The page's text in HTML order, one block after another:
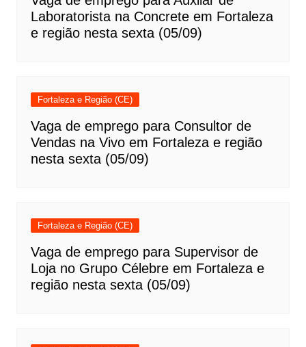
Laboratorista na Concrete em Fortaleza
e região nesta sexta (05/09)
Fortaleza e Região (CE)
Vaga de emprego para Consultor de
Vendas na Vivo em Fortaleza e região
nesta sexta (05/09)
Fortaleza e Região (CE)
Vaga de emprego para Supervisor de
Loja no Grupo Célebre em Fortaleza e
região nesta sexta (05/09)